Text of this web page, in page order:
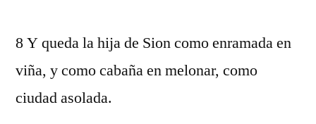
8 Y queda la hija de Sion como enramada en
viña, y como cabaña en melonar, como
ciudad asolada.